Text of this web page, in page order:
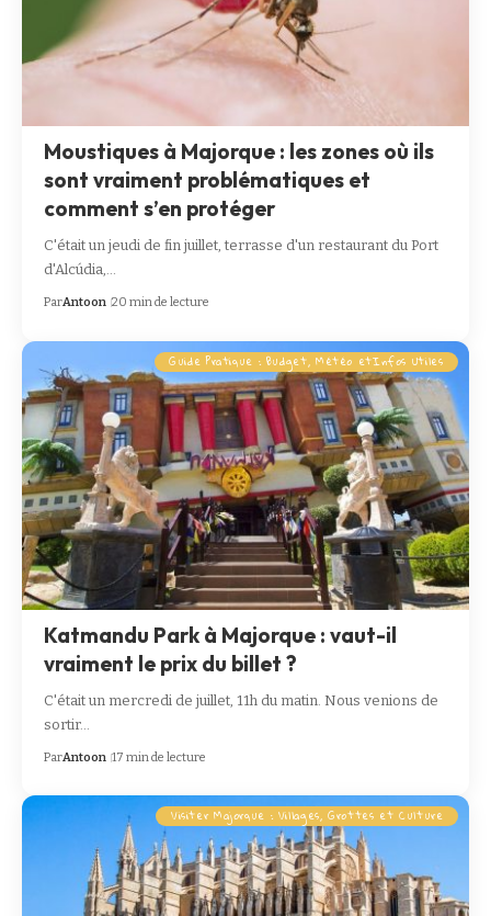
Moustiques à Majorque : les zones où ils
sont vraiment problématiques et
comment s’en protéger
C'était un jeudi de fin juillet, terrasse d'un restaurant du Port
d'Alcúdia,…
ParAntoon 20 min de lecture
Guide Pratique : Budget, Météo etInfos Utiles
Katmandu Park à Majorque : vaut-il
vraiment le prix du billet ?
C'était un mercredi de juillet, 11h du matin. Nous venions de
sortir…
ParAntoon 17 min de lecture
Visiter Majorque : Villages, Grottes et Culture